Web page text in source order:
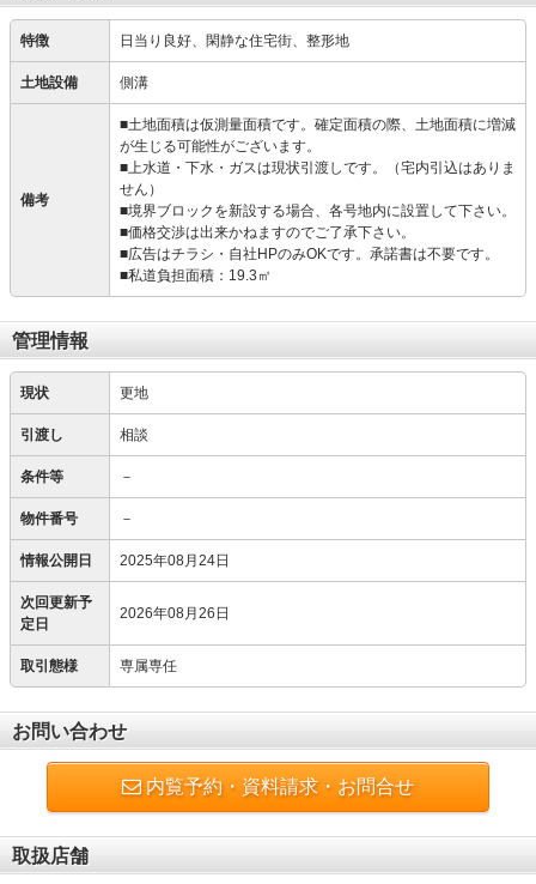
特徴 日当り良好、閑静な住宅街、整形地
土地設備 側溝
備考
■土地面積は仮測量面積です。確定面積の際、土地面積に増減
が生じる可能性がございます。
■上水道・下水・ガスは現状引渡しです。（宅内引込はありま
せん）
■境界ブロックを新設する場合、各号地内に設置して下さい。
■価格交渉は出来かねますのでご了承下さい。
■広告はチラシ・自社HPのみOKです。承諾書は不要です。
■私道負担面積：19.3㎡
管理情報
現状 更地
引渡し 相談
条件等 －
物件番号 －
情報公開日 2025年08月24日
次回更新予
定日
2026年08月26日
取引態様 専属専任
お問い合わせ
内覧予約・資料請求・お問合せ
取扱店舗